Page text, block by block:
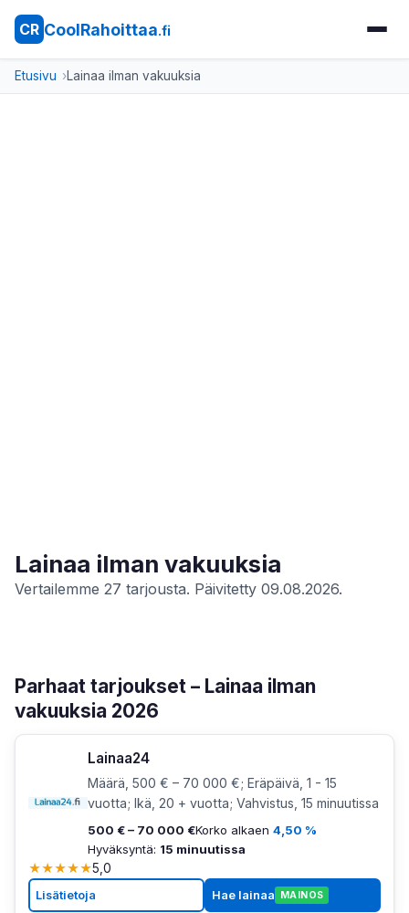
CR CoolRahoittaa.fi
Etusivu Lainaa ilman vakuuksia
Lainaa ilman vakuuksia
Vertailemme 27 tarjousta. Päivitetty 09.08.2026.
Parhaat tarjoukset – Lainaa ilman
vakuuksia 2026
Lainaa24
Määrä, 500 € – 70 000 €; Eräpäivä, 1 - 15
vuotta; Ikä, 20 + vuotta; Vahvistus, 15 minuutissa
500 € – 70 000 €Korko alkaen 4,50 %
Hyväksyntä: 15 minuutissa
★★★★★5,0
Lisätietoja Hae lainaa MAINOS